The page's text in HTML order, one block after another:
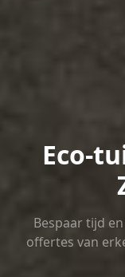
Eco-
Bespaar tijd
offertes van